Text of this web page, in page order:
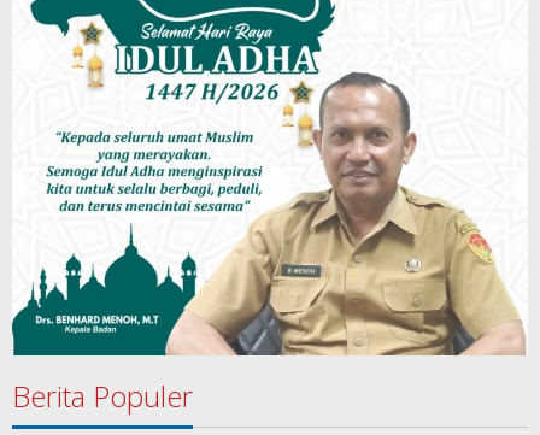
Berita Populer